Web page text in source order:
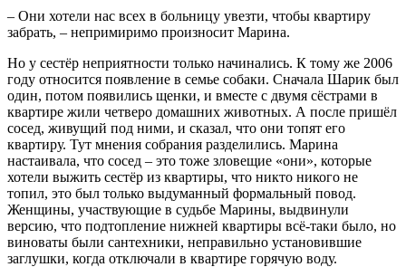
– Они хотели нас всех в больницу увезти, чтобы квартиру
забрать, – непримиримо произносит Марина.
Но у сестёр неприятности только начинались. К тому же 2006
году относится появление в семье собаки. Сначала Шарик был
один, потом появились щенки, и вместе с двумя сёстрами в
квартире жили четверо домашних животных. А после пришёл
сосед, живущий под ними, и сказал, что они топят его
квартиру. Тут мнения собрания разделились. Марина
настаивала, что сосед – это тоже зловещие «они», которые
хотели выжить сестёр из квартиры, что никто никого не
топил, это был только выдуманный формальный повод.
Женщины, участвующие в судьбе Марины, вы­двинули
версию, что подтопление нижней квартиры всё-таки было, но
виноваты были сантехники, неправильно установившие
заглушки, когда отключали в квартире горячую воду.